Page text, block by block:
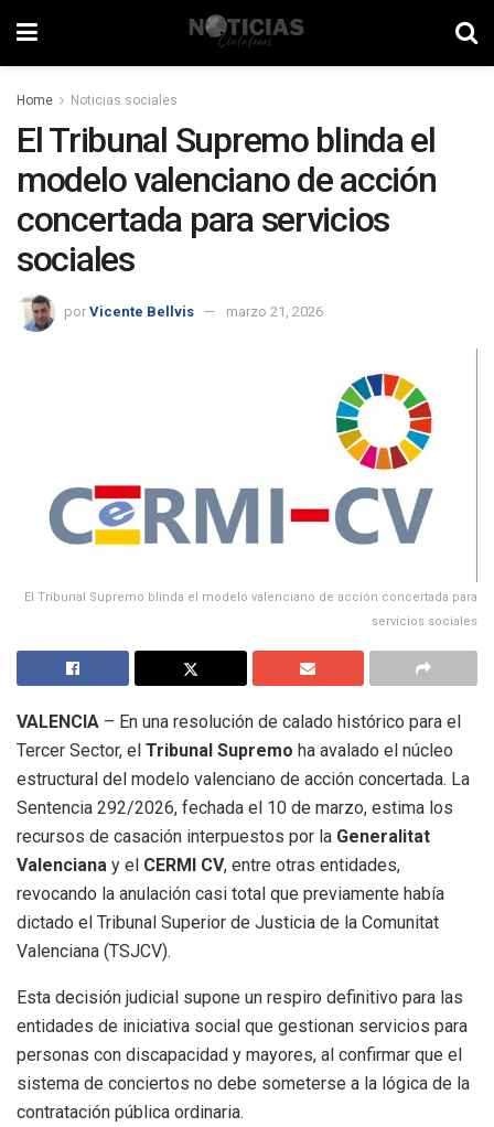
Home Noticias sociales
El Tribunal Supremo blinda el
modelo valenciano de acción
concertada para servicios
sociales
por Vicente Bellvis marzo 21, 2026
El Tribunal Supremo blinda el modelo valenciano de acción concertada para
servicios sociales
VALENCIA – En una resolución de calado histórico para el
Tercer Sector, el Tribunal Supremo ha avalado el núcleo
estructural del modelo valenciano de acción concertada. La
Sentencia 292/2026, fechada el 10 de marzo, estima los
recursos de casación interpuestos por la Generalitat
Valenciana y el CERMI CV, entre otras entidades,
revocando la anulación casi total que previamente había
dictado el Tribunal Superior de Justicia de la Comunitat
Valenciana (TSJCV).
Esta decisión judicial supone un respiro definitivo para las
entidades de iniciativa social que gestionan servicios para
personas con discapacidad y mayores, al confirmar que el
sistema de conciertos no debe someterse a la lógica de la
contratación pública ordinaria.